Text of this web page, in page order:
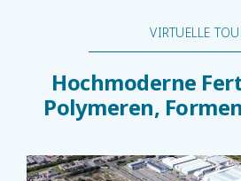
VIRTUELLE
Hochmoderne
Polymeren,